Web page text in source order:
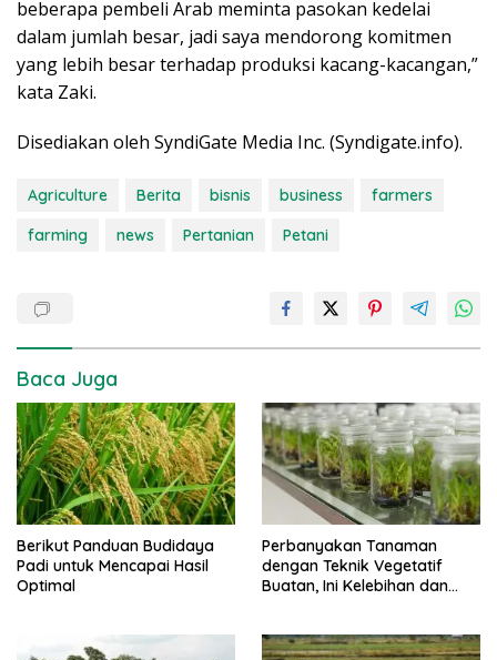
beberapa pembeli Arab meminta pasokan kedelai
dalam jumlah besar, jadi saya mendorong komitmen
yang lebih besar terhadap produksi kacang-kacangan,”
kata Zaki.
Disediakan oleh SyndiGate Media Inc. (Syndigate.info).
Agriculture Berita bisnis business
farmers
farming
news Pertanian Petani
Baca Juga
Berikut Panduan Budidaya
Padi untuk Mencapai Hasil
Optimal
Perbanyakan Tanaman
dengan Teknik Vegetatif
Buatan, Ini Kelebihan dan